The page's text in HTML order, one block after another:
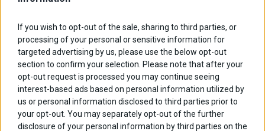
If you wish to opt-out of the sale, sharing to third parties, or
processing of your personal or sensitive information for
targeted advertising by us, please use the below opt-out
section to confirm your selection. Please note that after your
opt-out request is processed you may continue seeing
interest-based ads based on personal information utilized by
us or personal information disclosed to third parties prior to
your opt-out. You may separately opt-out of the further
disclosure of your personal information by third parties on the
είναι αληθοφανείς, τα χιουμοριστικά στοιχεία δένουν με τα
καθημερινά δράματα, ενώ ο πρωταγωνιστής Προμηθέας
Αλειφερόπουλος και ο Στέλιος Μάινας, στον ρόλο του
πατέρα, αποδίδουν με επάρκεια τους χαρακτήρες τους και την
επιβεβλημένη τρυφερότητα που απαιτεί η σχέση τους.
ΜΕ ΛΙΓΑ ΛΟΓΙΑ… Την ημέρα όπου το κέντρο της Αθήνας ζει
άλλη μια συνηθισμένη αναστάτωση, ο νεαρός δικηγόρος